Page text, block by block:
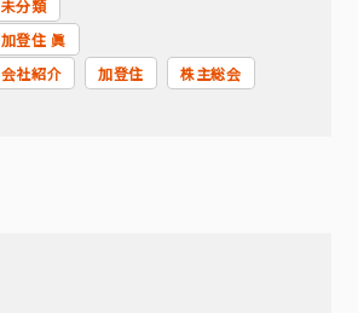
未分類
加登住 眞
会社紹介 加登住 株主総会